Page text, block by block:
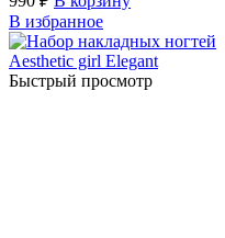
В избранное
Быстрый просмотр